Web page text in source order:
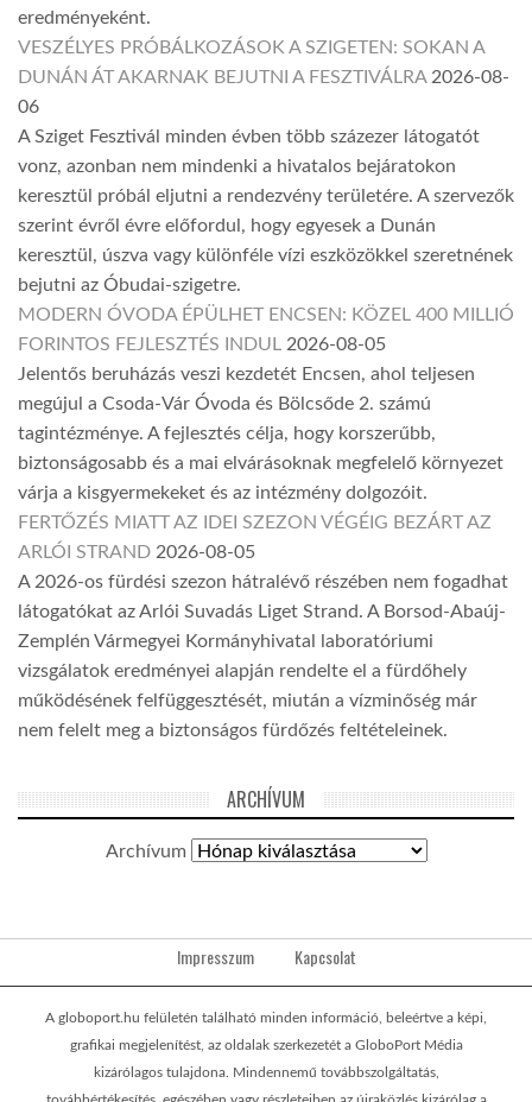
eredményeként.
VESZÉLYES PRÓBÁLKOZÁSOK A SZIGETEN: SOKAN A
DUNÁN ÁT AKARNAK BEJUTNI A FESZTIVÁLRA 2026-08-
06
A Sziget Fesztivál minden évben több százezer látogatót
vonz, azonban nem mindenki a hivatalos bejáratokon
keresztül próbál eljutni a rendezvény területére. A szervezők
szerint évről évre előfordul, hogy egyesek a Dunán
keresztül, úszva vagy különféle vízi eszközökkel szeretnének
bejutni az Óbudai-szigetre.
MODERN ÓVODA ÉPÜLHET ENCSEN: KÖZEL 400 MILLIÓ
FORINTOS FEJLESZTÉS INDUL 2026-08-05
Jelentős beruházás veszi kezdetét Encsen, ahol teljesen
megújul a Csoda-Vár Óvoda és Bölcsőde 2. számú
tagintézménye. A fejlesztés célja, hogy korszerűbb,
biztonságosabb és a mai elvárásoknak megfelelő környezet
várja a kisgyermekeket és az intézmény dolgozóit.
FERTŐZÉS MIATT AZ IDEI SZEZON VÉGÉIG BEZÁRT AZ
ARLÓI STRAND 2026-08-05
A 2026-os fürdési szezon hátralévő részében nem fogadhat
látogatókat az Arlói Suvadás Liget Strand. A Borsod-Abaúj-
Zemplén Vármegyei Kormányhivatal laboratóriumi
vizsgálatok eredményei alapján rendelte el a fürdőhely
működésének felfüggesztését, miután a vízminőség már
nem felelt meg a biztonságos fürdőzés feltételeinek.
ARCHÍVUM
Archívum
Impresszum Kapcsolat
A globoport.hu felületén található minden információ, beleértve a képi,
grafikai megjelenítést, az oldalak szerkezetét a GloboPort Média
kizárólagos tulajdona. Mindennemű továbbszolgáltatás,